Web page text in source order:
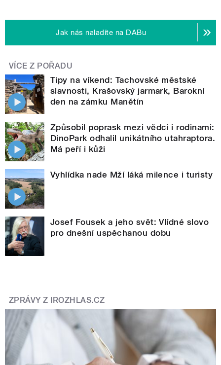
Jak nás naladíte na DABu
VÍCE Z POŘADU
Tipy na víkend: Tachovské městské
slavnosti, Krašovský jarmark, Barokní
den na zámku Manětín
Způsobil poprask mezi vědci i rodinami:
DinoPark odhalil unikátního utahraptora.
Má peří i kůži
Vyhlídka nade Mží láká milence i turisty
Josef Fousek a jeho svět: Vlídné slovo
pro dnešní uspěchanou dobu
ZPRÁVY Z IROZHLAS.CZ